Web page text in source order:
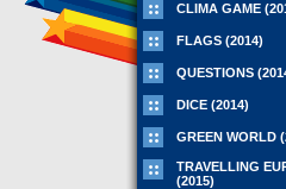
CLIMA GAME
FLAGS (2014)
QUESTIONS
DICE (2014)
GREEN WORLD
TRAVELLING
(2015)